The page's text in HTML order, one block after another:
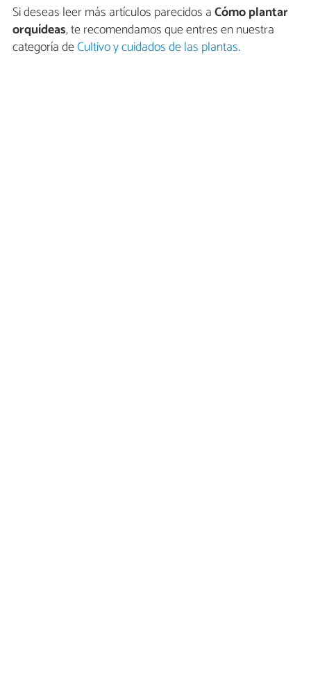
Si deseas leer más artículos parecidos aCómo plantar
orquídeas, te recomendamos que entres en nuestra
categoría deCultivo y cuidados de las plantas.